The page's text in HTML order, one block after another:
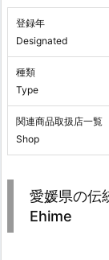
登録年
Designated
種類
Type
関連商品取扱店一覧
Shop
愛媛県の
Ehime